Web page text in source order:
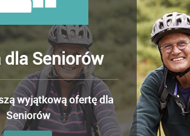
Seniorów
wyjątkową ofertę dla
Seniorów